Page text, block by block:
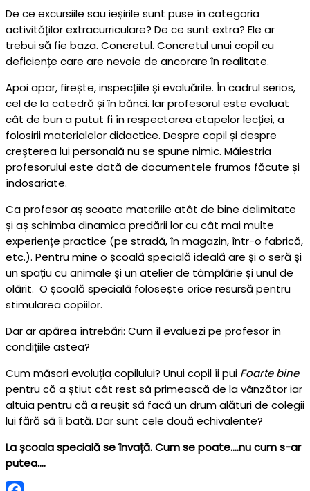
De ce excursiile sau ieșirile sunt puse în categoria
activităților extracurriculare? De ce sunt extra? Ele ar
trebui să fie baza. Concretul. Concretul unui copil cu
deficiențe care are nevoie de ancorare în realitate.
Apoi apar, firește, inspecțiile și evaluările. În cadrul serios,
cel de la catedră și în bănci. Iar profesorul este evaluat
cât de bun a putut fi în respectarea etapelor lecției, a
folosirii materialelor didactice. Despre copil și despre
creșterea lui personală nu se spune nimic. Măiestria
profesorului este dată de documentele frumos făcute și
îndosariate.
Ca profesor aș scoate materiile atât de bine delimitate
și aș schimba dinamica predării lor cu cât mai multe
experiențe practice (pe stradă, în magazin, într-o fabrică,
etc.). Pentru mine o școală specială ideală are și o seră și
un spațiu cu animale și un atelier de tâmplărie și unul de
olărit. O școală specială folosește orice resursă pentru
stimularea copiilor.
Dar ar apărea întrebări: Cum îl evaluezi pe profesor în
condițiile astea?
Cum măsori evoluția copilului? Unui copil îi pui Foarte bine
pentru că a știut cât rest să primească de la vânzător iar
altuia pentru că a reușit să facă un drum alături de colegii
lui fără să îi bată. Dar sunt cele două echivalente?
La școala specială se învață. Cum se poate….nu cum s-ar
putea….